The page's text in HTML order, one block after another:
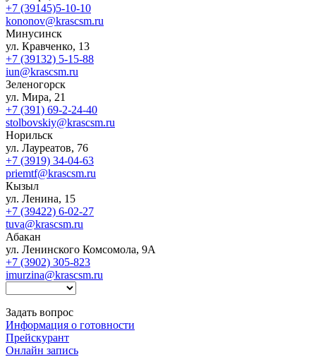
+7 (39145)5-10-10
kononov@krascsm.ru
Минусинск
ул. Кравченко, 13
+7 (39132) 5-15-88
iun@krascsm.ru
Зеленогорск
ул. Мира, 21
+7 (391) 69-2-24-40
stolbovskiy@krascsm.ru
Норильск
ул. Лауреатов, 76
+7 (3919) 34-04-63
priemtf@krascsm.ru
Кызыл
ул. Ленина, 15
+7 (39422) 6-02-27
tuva@krascsm.ru
Абакан
ул. Ленинского Комсомола, 9А
+7 (3902) 305-823
imurzina@krascsm.ru
Задать вопрос
Информация о готовности
Прейскурант
Онлайн запись